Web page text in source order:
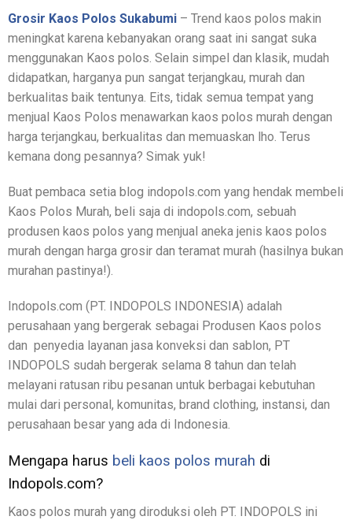
Grosir Kaos Polos Sukabumi – Trend kaos polos makin
meningkat karena kebanyakan orang saat ini sangat suka
menggunakan Kaos polos. Selain simpel dan klasik, mudah
didapatkan, harganya pun sangat terjangkau, murah dan
berkualitas baik tentunya. Eits, tidak semua tempat yang
menjual Kaos Polos menawarkan kaos polos murah dengan
harga terjangkau, berkualitas dan memuaskan lho. Terus
kemana dong pesannya? Simak yuk!
Buat pembaca setia blog indopols.com yang hendak membeli
Kaos Polos Murah, beli saja di indopols.com, sebuah
produsen kaos polos yang menjual aneka jenis kaos polos
murah dengan harga grosir dan teramat murah (hasilnya bukan
murahan pastinya!).
Indopols.com (PT. INDOPOLS INDONESIA) adalah
perusahaan yang bergerak sebagai Produsen Kaos polos
dan penyedia layanan jasa konveksi dan sablon, PT
INDOPOLS sudah bergerak selama 8 tahun dan telah
melayani ratusan ribu pesanan untuk berbagai kebutuhan
mulai dari personal, komunitas, brand clothing, instansi, dan
perusahaan besar yang ada di Indonesia.
Mengapa harus beli kaos polos murah di
Indopols.com?
Kaos polos murah yang diroduksi oleh PT. INDOPOLS ini